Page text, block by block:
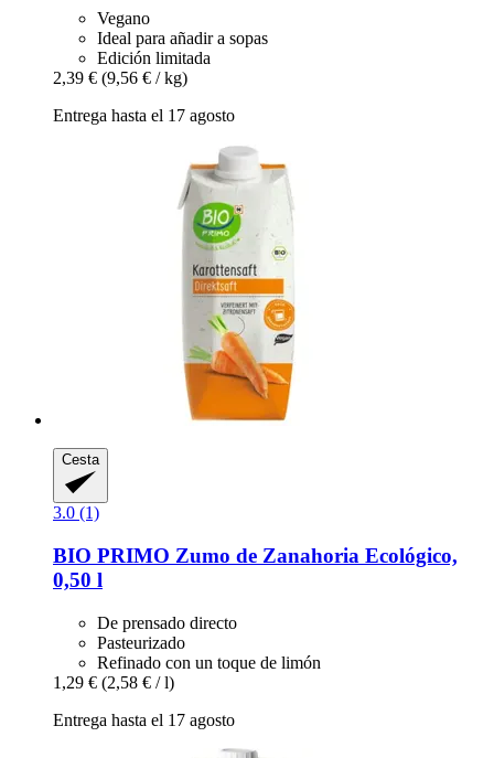
Vegano
Ideal para añadir a sopas
Edición limitada
2,39 € (9,56 € / kg)
Entrega hasta el 17 agosto
Cesta
3.0 (1)
BIO PRIMO Zumo de Zanahoria Ecológico,
0,50 l
De prensado directo
Pasteurizado
Refinado con un toque de limón
1,29 € (2,58 € / l)
Entrega hasta el 17 agosto